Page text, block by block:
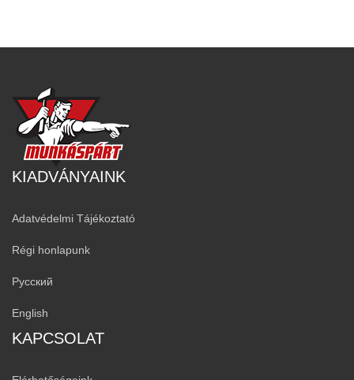
KIADVÁNYAINK
Adatvédelmi Tájékoztató
Régi honlapunk
Русский
English
KAPCSOLAT